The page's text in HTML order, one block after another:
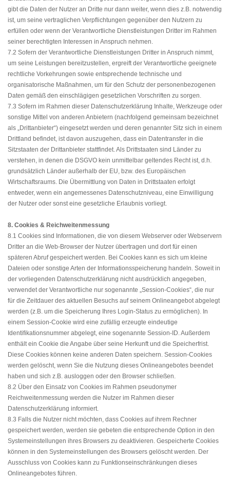
gibt die Daten der Nutzer an Dritte nur dann weiter, wenn dies z.B. notwendig
ist, um seine vertraglichen Verpflichtungen gegenüber den Nutzern zu
erfüllen oder wenn der Verantwortliche Dienstleistungen Dritter im Rahmen
seiner berechtigten Interessen in Anspruch nehmen.
7.2 Sofern der Verantwortliche Dienstleistungen Dritter in Anspruch nimmt,
um seine Leistungen bereitzustellen, ergreift der Verantwortliche geeignete
rechtliche Vorkehrungen sowie entsprechende technische und
organisatorische Maßnahmen, um für den Schutz der personenbezogenen
Daten gemäß den einschlägigen gesetzlichen Vorschriften zu sorgen.
7.3 Sofern im Rahmen dieser Datenschutzerklärung Inhalte, Werkzeuge oder
sonstige Mittel von anderen Anbietern (nachfolgend gemeinsam bezeichnet
als „Drittanbieter“) eingesetzt werden und deren genannter Sitz sich in einem
Drittland befindet, ist davon auszugehen, dass ein Datentransfer in die
Sitzstaaten der Drittanbieter stattfindet. Als Drittstaaten sind Länder zu
verstehen, in denen die DSGVO kein unmittelbar geltendes Recht ist, d.h.
grundsätzlich Länder außerhalb der EU, bzw. des Europäischen
Wirtschaftsraums. Die Übermittlung von Daten in Drittstaaten erfolgt
entweder, wenn ein angemessenes Datenschutzniveau, eine Einwilligung
der Nutzer oder sonst eine gesetzliche Erlaubnis vorliegt.
8. Cookies & Reichweitenmessung
8.1 Cookies sind Informationen, die von diesem Webserver oder Webservern
Dritter an die Web-Browser der Nutzer übertragen und dort für einen
späteren Abruf gespeichert werden. Bei Cookies kann es sich um kleine
Dateien oder sonstige Arten der Informationsspeicherung handeln. Soweit in
der vorliegenden Datenschutzerklärung nicht ausdrücklich angegeben,
verwendet der Verantwortliche nur sogenannte „Session-Cookies“, die nur
für die Zeitdauer des aktuellen Besuchs auf seinem Onlineangebot abgelegt
werden (z.B. um die Speicherung Ihres Login-Status zu ermöglichen). In
einem Session-Cookie wird eine zufällig erzeugte eindeutige
Identifikationsnummer abgelegt, eine sogenannte Session-ID. Außerdem
enthält ein Cookie die Angabe über seine Herkunft und die Speicherfrist.
Diese Cookies können keine anderen Daten speichern. Session-Cookies
werden gelöscht, wenn Sie die Nutzung dieses Onlineangebotes beendet
haben und sich z.B. ausloggen oder den Browser schließen.
8.2 Über den Einsatz von Cookies im Rahmen pseudonymer
Reichweitenmessung werden die Nutzer im Rahmen dieser
Datenschutzerklärung informiert.
8.3 Falls die Nutzer nicht möchten, dass Cookies auf ihrem Rechner
gespeichert werden, werden sie gebeten die entsprechende Option in den
Systemeinstellungen ihres Browsers zu deaktivieren. Gespeicherte Cookies
können in den Systemeinstellungen des Browsers gelöscht werden. Der
Ausschluss von Cookies kann zu Funktionseinschränkungen dieses
Onlineangebotes führen.